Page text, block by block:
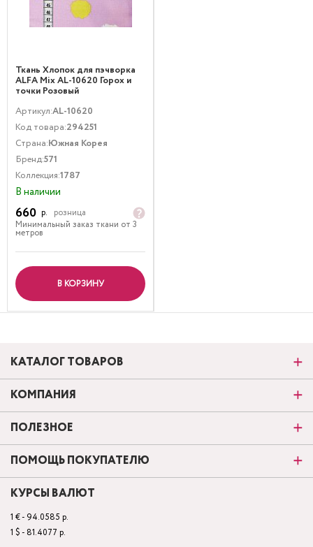
Ткань Хлопок для пэчворка
ALFA Mix AL-10620 Горох и
точки Розовый
Артикул:AL-10620
Код товара:294251
Страна:Южная Корея
Бренд:571
Коллекция:1787
В наличии
660 р.
розница
Минимальный заказ ткани от 3
метров
В КОРЗИНУ
КАТАЛОГ ТОВАРОВ
КОМПАНИЯ
ПОЛЕЗНОЕ
ПОМОЩЬ ПОКУПАТЕЛЮ
КУРСЫ ВАЛЮТ
1 € - 94.0585 р.
1 $ - 81.4077 р.